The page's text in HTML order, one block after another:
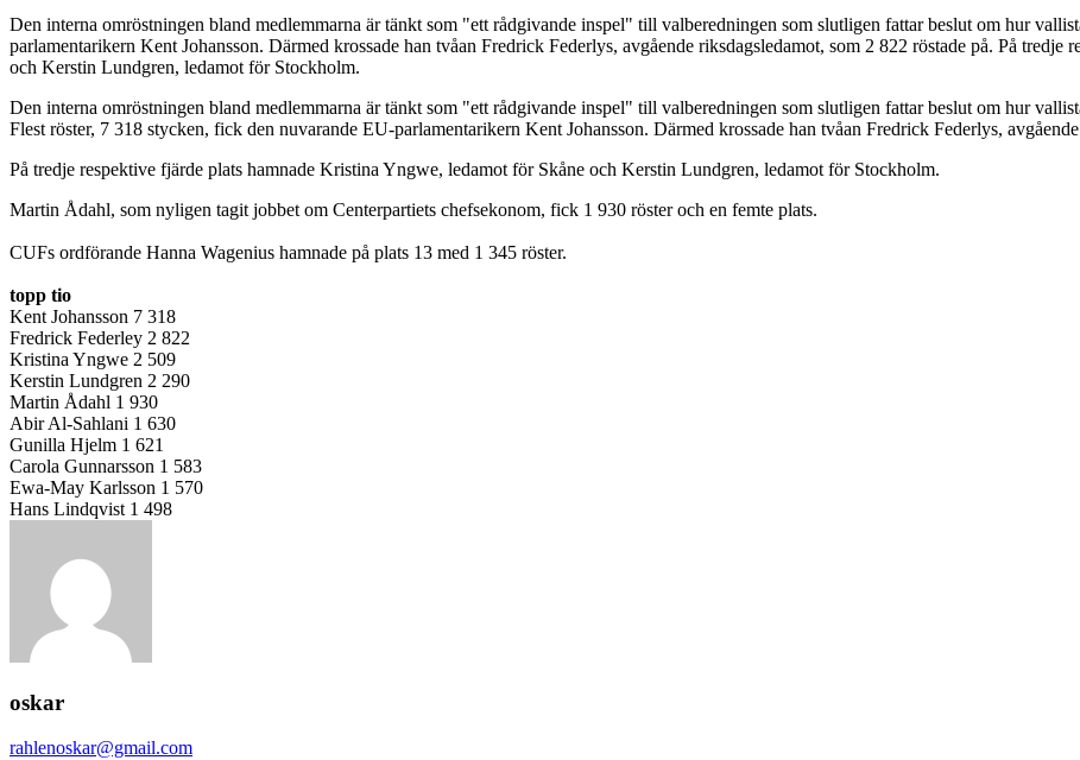
Den interna omröstningen bland medlemmarna är tänkt som "ett rådgivande inspel" till valberedningen som slutligen fattar beslut om hur
parlamentarikern Kent Johansson. Därmed krossade han tvåan Fredrick Federlys, avgående riksdagsledamot, som 2 822 röstade på. På
och Kerstin Lundgren, ledamot för Stockholm.
Den interna omröstningen bland medlemmarna är tänkt som "ett rådgivande inspel" till valberedningen som slutligen fattar beslut om hur
Flest röster, 7 318 stycken, fick den nuvarande EU-parlamentarikern Kent Johansson. Därmed krossade han tvåan Fredrick Federlys,
På tredje respektive fjärde plats hamnade Kristina Yngwe, ledamot för Skåne och Kerstin Lundgren, ledamot för Stockholm.
Martin Ådahl, som nyligen tagit jobbet om Centerpartiets chefsekonom, fick 1 930 röster och en femte plats.
CUFs ordförande Hanna Wagenius hamnade på plats 13 med 1 345 röster.
topp tio
Kent Johansson 7 318
Fredrick Federley 2 822
Kristina Yngwe 2 509
Kerstin Lundgren 2 290
Martin Ådahl 1 930
Abir Al-Sahlani 1 630
Gunilla Hjelm 1 621
Carola Gunnarsson 1 583
Ewa-May Karlsson 1 570
Hans Lindqvist 1 498
oskar
rahlenoskar@gmail.com